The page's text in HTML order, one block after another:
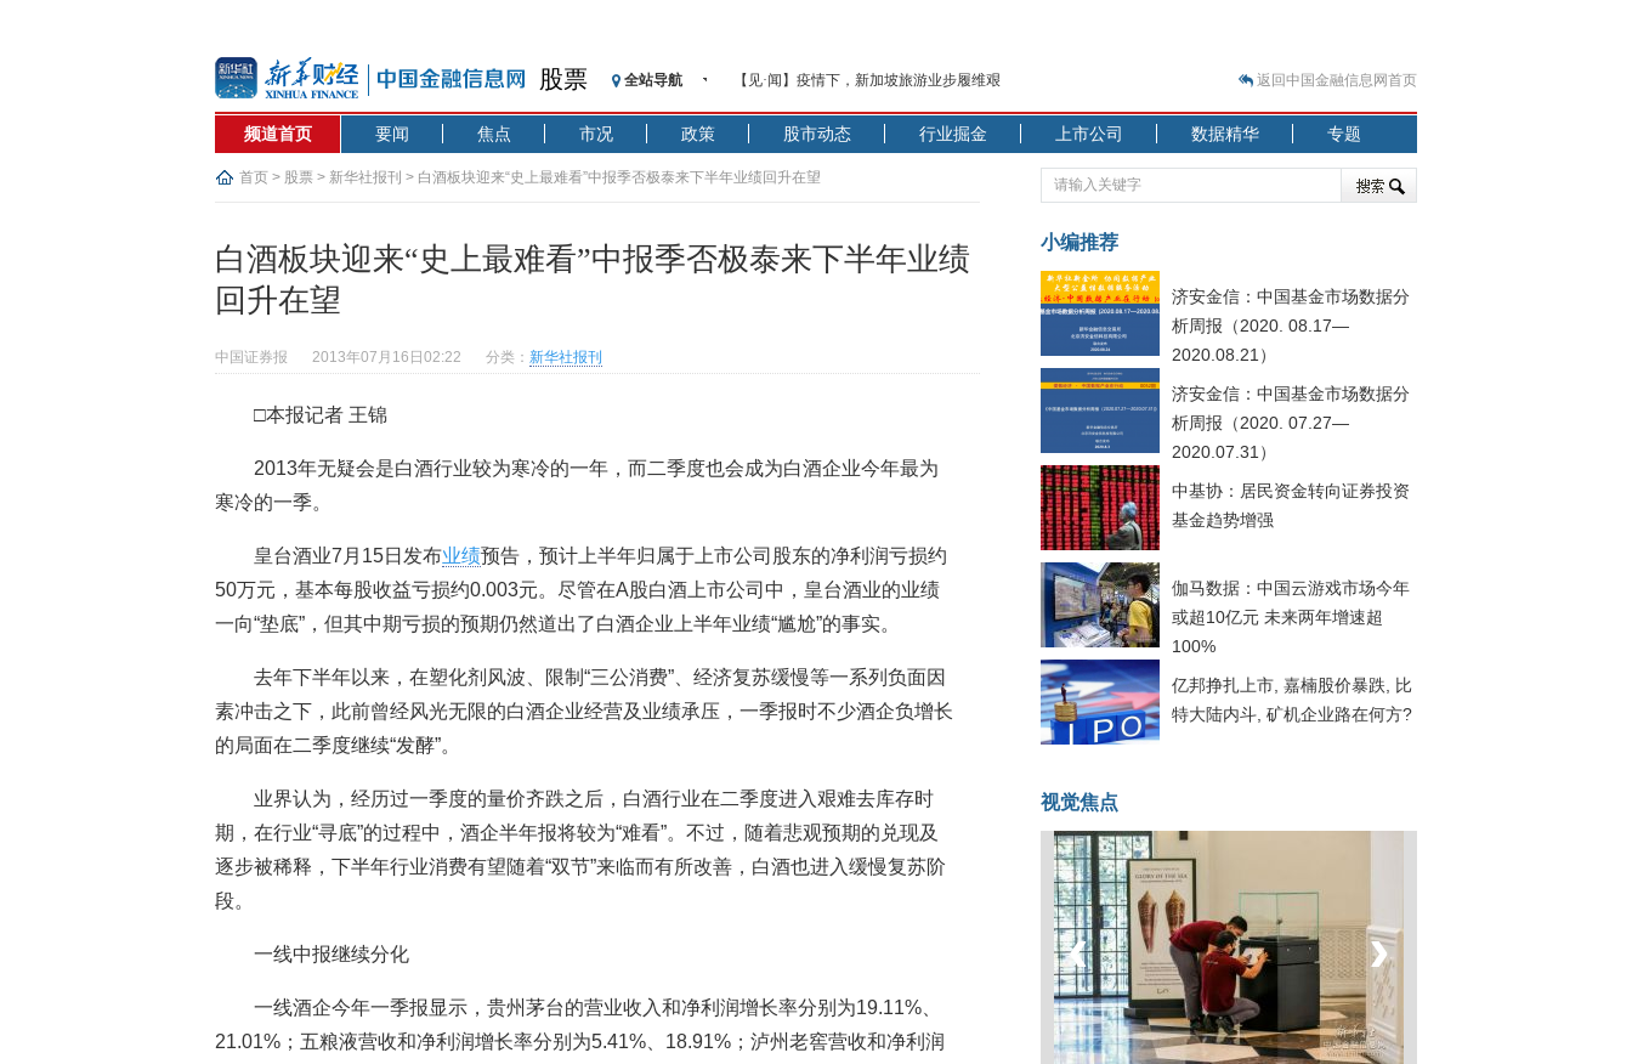
股票 全站导航
【见·闻】疫情下，新加坡旅游业步履维艰
记者手记：疫情下的香港零售业如何浴火重生？
【见·闻】疫情下一家香港传统零售商的转型突围之旅
济安金信：中国基金市场数据分析周报（2020. 07.27—2020.07.31）
【新华财经调查】同业存单、结构性存款玩起“跷跷板” 结构性失衡藏
央行公开市场净投放300亿元 短端资金利率明显下行
基本面及股市双轮冲击 债市回调十年期债表现最弱
恒生聚源：北斗收官之星发射成功，全产业链解析
返回中国金融信息网首页
频道首页 要闻 焦点 市况 政策 股市动态 行业掘金 上市公司 数据精华 专题
首页 > 股票 > 新华社报刊 > 白酒板块迎来“史上最难看”中报季否极泰来下半年业绩回升在望
白酒板块迎来“史上最难看”中报季否极泰来下半年业绩
回升在望
中国证券报 2013年07月16日02:22 分类： 新华社报刊
□本报记者 王锦
2013年无疑会是白酒行业较为寒冷的一年，而二季度也会成为白酒企业今年最为
寒冷的一季。
皇台酒业7月15日发布业绩预告，预计上半年归属于上市公司股东的净利润亏损约
50万元，基本每股收益亏损约0.003元。尽管在A股白酒上市公司中，皇台酒业的业绩
一向“垫底”，但其中期亏损的预期仍然道出了白酒企业上半年业绩“尴尬”的事实。
去年下半年以来，在塑化剂风波、限制“三公消费”、经济复苏缓慢等一系列负面因
素冲击之下，此前曾经风光无限的白酒企业经营及业绩承压，一季报时不少酒企负增长
的局面在二季度继续“发酵”。
业界认为，经历过一季度的量价齐跌之后，白酒行业在二季度进入艰难去库存时
期，在行业“寻底”的过程中，酒企半年报将较为“难看”。不过，随着悲观预期的兑现及
逐步被稀释，下半年行业消费有望随着“双节”来临而有所改善，白酒也进入缓慢复苏阶
段。
一线中报继续分化
一线酒企今年一季报显示，贵州茅台的营业收入和净利润增长率分别为19.11%、
21.01%；五粮液营收和净利润增长率分别为5.41%、18.91%；泸州老窖营收和净利润
小编推荐
济安金信：中国基金市场数据分
析周报（2020. 08.17—
2020.08.21）
济安金信：中国基金市场数据分
析周报（2020. 07.27—
2020.07.31）
中基协：居民资金转向证券投资
基金趋势增强
伽马数据：中国云游戏市场今年
或超10亿元 未来两年增速超
100%
亿邦挣扎上市, 嘉楠股价暴跌, 比
特大陆内斗, 矿机企业路在何方?
视觉焦点
坐上火车看老挝
‹ ›